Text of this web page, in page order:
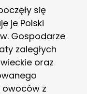
się
je Polski
Gospodarze
zaległych
oraz
owoców z